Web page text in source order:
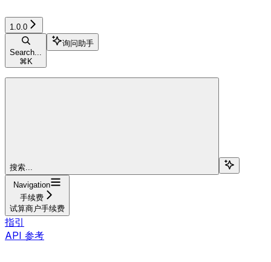
1.0.0
Search...
⌘ K
询问助手
搜索...
Navigation
手续费
试算商户手续费
指引
API 参考